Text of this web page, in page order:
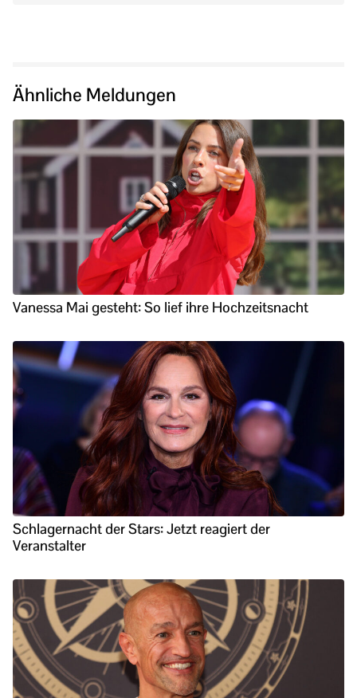
Ähnliche Meldungen
Vanessa Mai gesteht: So lief ihre Hochzeitsnacht
Schlagernacht der Stars: Jetzt reagiert der
Veranstalter